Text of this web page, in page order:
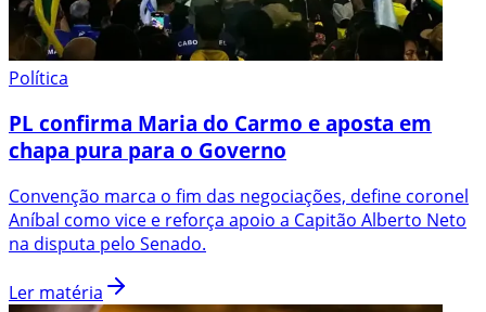
Política
PL confirma Maria do Carmo e aposta em
chapa pura para o Governo
Convenção marca o fim das negociações, define coronel
Aníbal como vice e reforça apoio a Capitão Alberto Neto
na disputa pelo Senado.
Ler matéria